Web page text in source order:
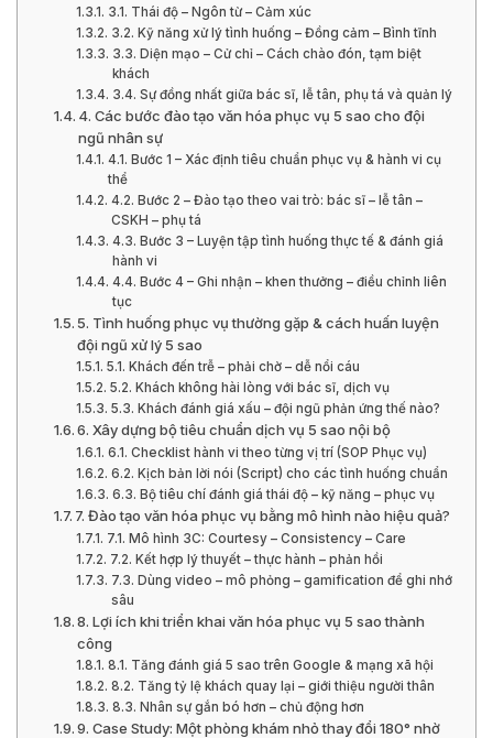
3.1. Thái độ – Ngôn từ – Cảm xúc
3.2. Kỹ năng xử lý tình huống – Đồng cảm – Bình tĩnh
3.3. Diện mạo – Cử chỉ – Cách chào đón, tạm biệt
khách
3.4. Sự đồng nhất giữa bác sĩ, lễ tân, phụ tá và quản lý
4. Các bước đào tạo văn hóa phục vụ 5 sao cho đội
ngũ nhân sự
4.1. Bước 1 – Xác định tiêu chuẩn phục vụ & hành vi cụ
thể
4.2. Bước 2 – Đào tạo theo vai trò: bác sĩ – lễ tân –
CSKH – phụ tá
4.3. Bước 3 – Luyện tập tình huống thực tế & đánh giá
hành vi
4.4. Bước 4 – Ghi nhận – khen thưởng – điều chỉnh liên
tục
5. Tình huống phục vụ thường gặp & cách huấn luyện
đội ngũ xử lý 5 sao
5.1. Khách đến trễ – phải chờ – dễ nổi cáu
5.2. Khách không hài lòng với bác sĩ, dịch vụ
5.3. Khách đánh giá xấu – đội ngũ phản ứng thế nào?
6. Xây dựng bộ tiêu chuẩn dịch vụ 5 sao nội bộ
6.1. Checklist hành vi theo từng vị trí (SOP Phục vụ)
6.2. Kịch bản lời nói (Script) cho các tình huống chuẩn
6.3. Bộ tiêu chí đánh giá thái độ – kỹ năng – phục vụ
7. Đào tạo văn hóa phục vụ bằng mô hình nào hiệu quả?
7.1. Mô hình 3C: Courtesy – Consistency – Care
7.2. Kết hợp lý thuyết – thực hành – phản hồi
7.3. Dùng video – mô phỏng – gamification để ghi nhớ
sâu
8. Lợi ích khi triển khai văn hóa phục vụ 5 sao thành
công
8.1. Tăng đánh giá 5 sao trên Google & mạng xã hội
8.2. Tăng tỷ lệ khách quay lại – giới thiệu người thân
8.3. Nhân sự gắn bó hơn – chủ động hơn
9. Case Study: Một phòng khám nhỏ thay đổi 180° nhờ